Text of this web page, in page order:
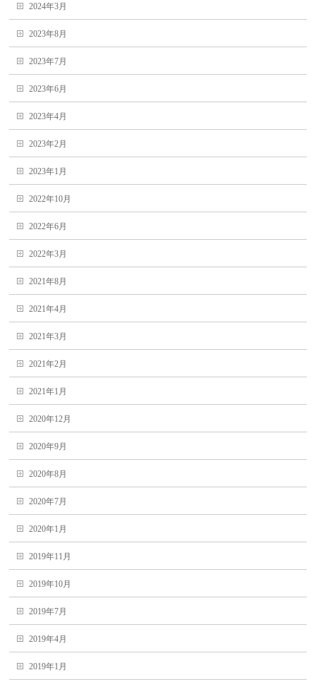
2024年3月
2023年8月
2023年7月
2023年6月
2023年4月
2023年2月
2023年1月
2022年10月
2022年6月
2022年3月
2021年8月
2021年4月
2021年3月
2021年2月
2021年1月
2020年12月
2020年9月
2020年8月
2020年7月
2020年1月
2019年11月
2019年10月
2019年7月
2019年4月
2019年1月